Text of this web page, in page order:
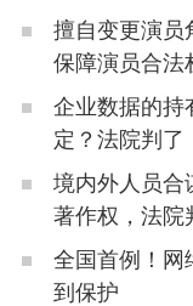
擅自变更演员
保障演员合法
企业数据的持
定？法院判了
境内外人员合
著作权，法院
全国首例！网
到保护